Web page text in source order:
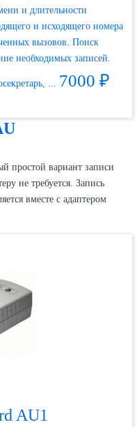
и длительности
и исходящего номера
вызовов. Поиск
необходимых записей.
... 7000 ₽
простой вариант записи
не требуется. Запись
вместе с адаптером
AU1